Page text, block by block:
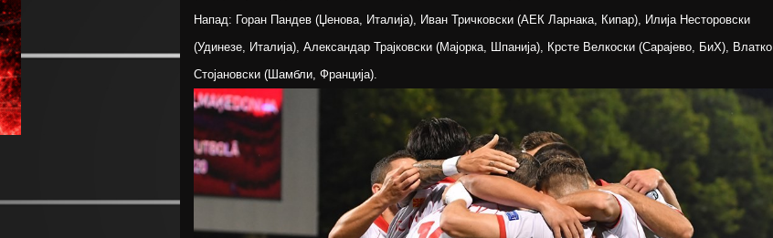
Напад: Горан Пандев (Џенова, Италија), Иван Тричковски (АЕК Ларнака, Кипар), Илија Несторовски
(Удинезе, Италија), Александар Трајковски (Мајорка, Шпанија), Крсте Велкоски (Сарајево, БиХ), Влатко
Стојановски (Шамбли, Франција).